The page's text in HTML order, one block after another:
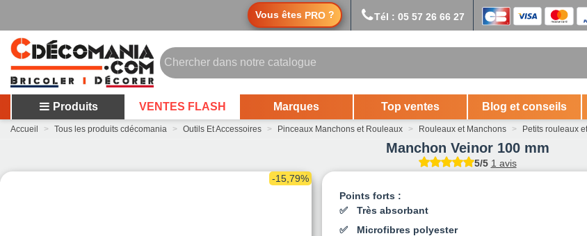
Vous êtes PRO ? Tél : 05 57 26 66 27
Produits VENTES FLASH Marques Top ventes Blog et conseils
Accueil > Tous les produits cdécomania > Outils Et Accessoires > Pinceaux Manchons et Rouleaux > Rouleaux et Manchons > Petits rouleaux
Manchon Veinor 100 mm
5/5 1 avis
-15,79%
Points forts :
Très absorbant
Microfibres polyester